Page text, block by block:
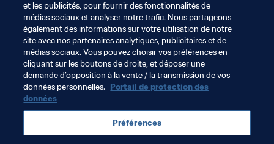
Remarque : Pour représenter un mineur ou un club dans
une transaction impliquant un mineur, un agent doit avoir
suivi sur la plateforme le module obligatoire de
formation professionnelle continue portant sur les
mineurs.
Consultez le Règlement des agents
correspondante pour plus de détails.
et les publicités, pour fournir des fonctionnalités de
médias sociaux et analyser notre trafic. Nous partageons
également des informations sur votre utilisation de notre
site avec nos partenaires analytiques, publicitaires et de
médias sociaux. Vous pouvez choisir vos préférences en
cliquant sur les boutons de droite, et déposer une
demande d’opposition à la vente / la transmission de vos
données personnelles. Portail de protection des
données
Préférences